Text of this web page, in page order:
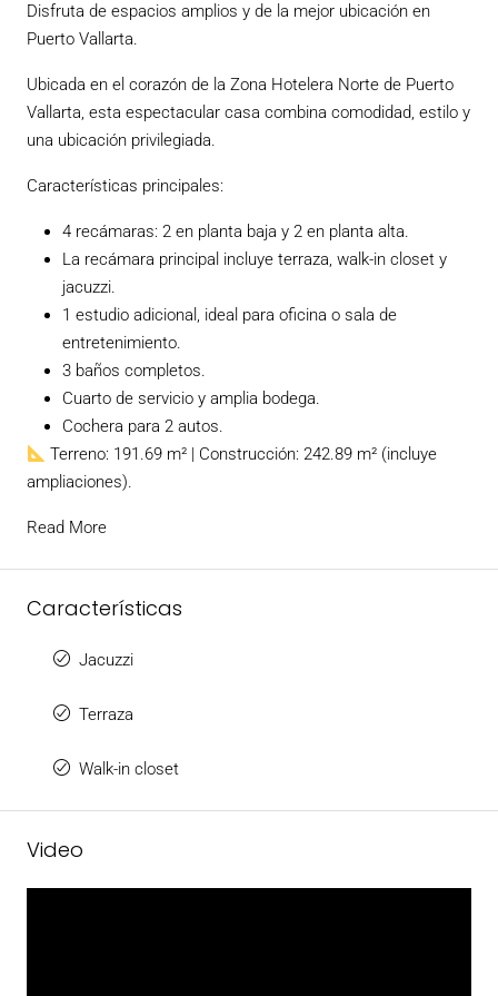
Disfruta de espacios amplios y de la mejor ubicación en
Puerto Vallarta.
Ubicada en el corazón de la Zona Hotelera Norte de Puerto
Vallarta, esta espectacular casa combina comodidad, estilo y
una ubicación privilegiada.
Características principales:
4 recámaras: 2 en planta baja y 2 en planta alta.
La recámara principal incluye terraza, walk-in closet y
jacuzzi.
1 estudio adicional, ideal para oficina o sala de
entretenimiento.
3 baños completos.
Cuarto de servicio y amplia bodega.
Cochera para 2 autos.
Terreno: 191.69 m² | Construcción: 242.89 m² (incluye
ampliaciones).
Read More
Características
Jacuzzi
Terraza
Walk-in closet
Video